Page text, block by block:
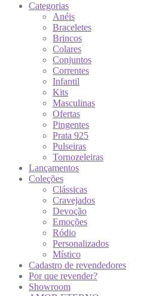
Categorias
Anéis
Braceletes
Brincos
Colares
Conjuntos
Correntes
Infantil
Kits
Masculinas
Ofertas
Pingentes
Prata 925
Pulseiras
Tornozeleiras
Lançamentos
Coleções
Clássicas
Cravejados
Devoção
Emoções
Ródio
Personalizados
Místico
Cadastro de revendedores
Por que revender?
Showroom